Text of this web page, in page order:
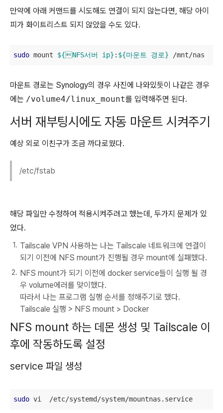
만약에 아래 커맨드를 시도해도 연결이 되지 않는다면, 해당 아이
피가 화이트리스트 되지 않았을 수도 있다.
sudo mount ${NFS서버 ip} : ${마운트 경로} /mnt/nas
마운트 경로는 Synology의 경우 사진에 나와있듯이 나같은 경우
에는 /volume4/linux_mount를 입력해주면 된다.
서버 재부팅시에도 자동 마운트 시켜주기
예상 외로 이친구가 조금 까다로웠다.
/etc/fstab
해당 파일만 수정하여 적용시켜주려고 했는데, 두가지 문제가 있
었다.
Tailscale VPN 사용하는 나는 Tailscale 네트워크에 연결이
되기 이전에 NFS mount가 진행될 경우 mount에 실패했다.
NFS mount가 되기 이전에 docker service들이 실행 될 경
우 volume에러를 맞이했다.
따라서 나는 프로그램 실행 순서를 정해주기로 했다.
Tailscale 실행 > NFS mount > Docker
NFS mount 하는 데몬 생성 및 Tailscale 이
후에 작동하도록 설정
service 파일 생성
sudo vi  /etc/systemd/system/mountnas.service